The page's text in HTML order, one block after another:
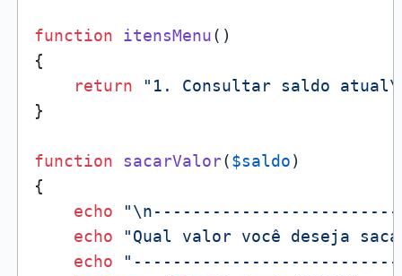
function itensMenu(
{
return
"1. Consultar saldo
}
function sacarValor($saldo
{
echo
echo
"Qual valor você deseja
echo